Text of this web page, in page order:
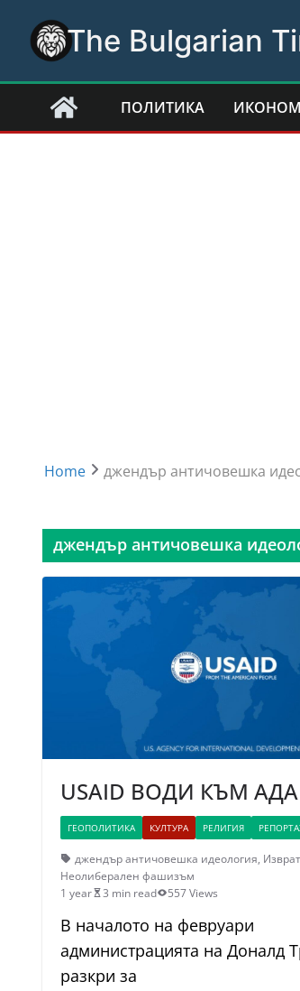
content
The Bulgarian
ПОЛИТИКА
Home джендър античовешка
джендър античовешка
USAID ВОДИ КЪМ АДА
ГЕОПОЛИТИКА КУЛТУРА РЕЛИГИЯ
джендър античовешка идеология,
Неолиберален фашизъм
1 year
3 min read 557 Views
В началото на февруари
администрацията на Доналд
разкри за